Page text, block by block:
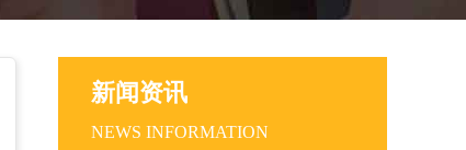
新闻资讯
NEWS INFORMATION